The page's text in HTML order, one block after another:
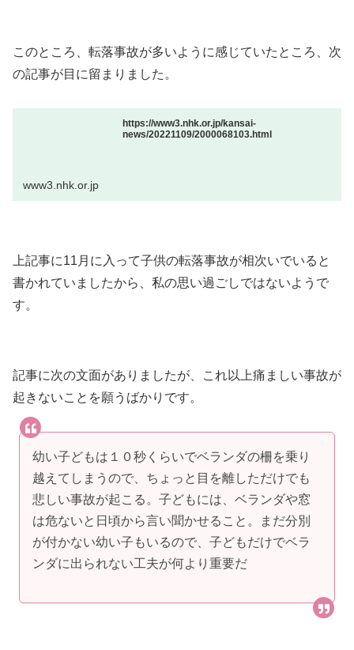
このところ、転落事故が多いように感じていたところ、次
の記事が目に留まりました。
https://www3.nhk.or.jp/kansai-
news/20221109/2000068103.html
www3.nhk.or.jp
上記事に11月に入って子供の転落事故が相次いでいると
書かれていましたから、私の思い過ごしではないようで
す。
記事に次の文面がありましたが、これ以上痛ましい事故が
起きないことを願うばかりです。
幼い子どもは１０秒くらいでベランダの柵を乗り
越えてしまうので、ちょっと目を離しただけでも
悲しい事故が起こる。子どもには、ベランダや窓
は危ないと日頃から言い聞かせること。まだ分別
が付かない幼い子もいるので、子どもだけでベラ
ンダに出られない工夫が何より重要だ